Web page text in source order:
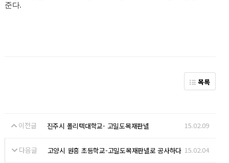
준다.
목록
이전글 진주시 폴리텍대학교- 고밀도목재판넬 15.02.09
다음글 고양시 원흥 초등학교-고밀도목재판넬로 공사하다 15.02.04